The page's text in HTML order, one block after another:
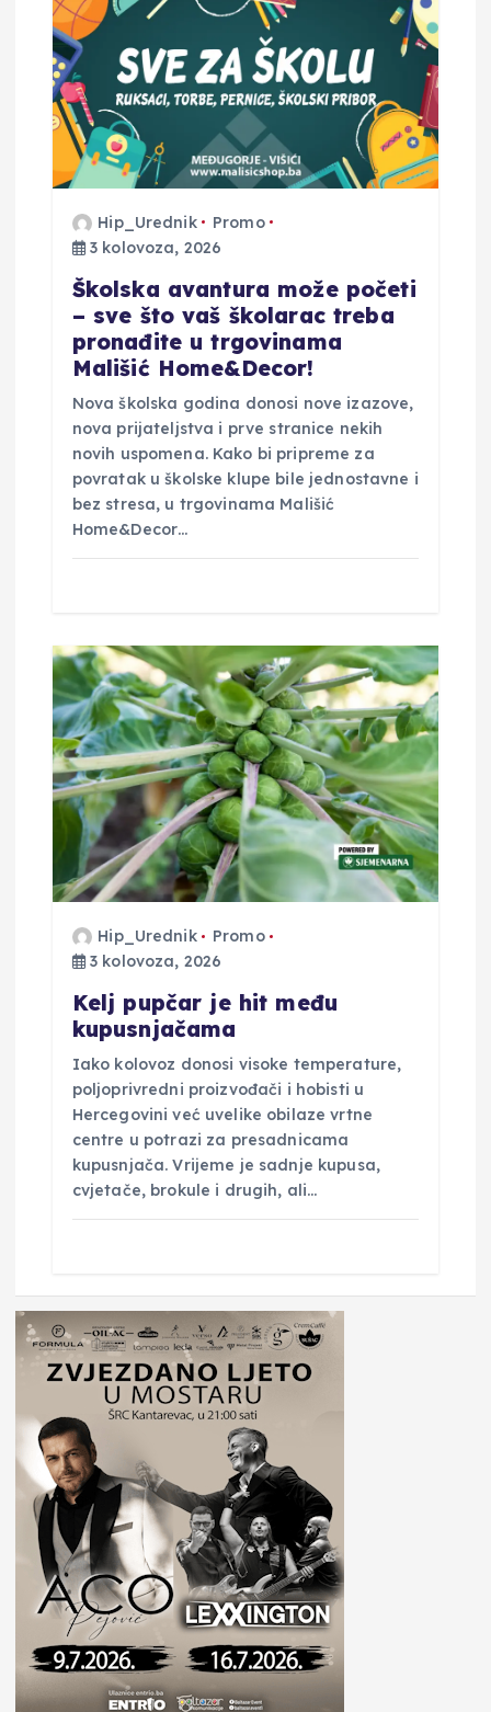
o
b
a
Hip_Urednik
Promo
3 kolovoza, 2026
Školska avantura može početi
– sve što vaš školarac treba
pronađite u trgovinama
Mališić Home&Decor!
Nova školska godina donosi nove izazove,
nova prijateljstva i prve stranice nekih
novih uspomena. Kako bi pripreme za
povratak u školske klupe bile jednostavne i
bez stresa, u trgovinama Mališić
Home&Decor…
Hip_Urednik
Promo
3 kolovoza, 2026
Kelj pupčar je hit među
kupusnjačama
Iako kolovoz donosi visoke temperature,
poljoprivredni proizvođači i hobisti u
Hercegovini već uvelike obilaze vrtne
centre u potrazi za presadnicama
kupusnjača. Vrijeme je sadnje kupusa,
cvjetače, brokule i drugih, ali…